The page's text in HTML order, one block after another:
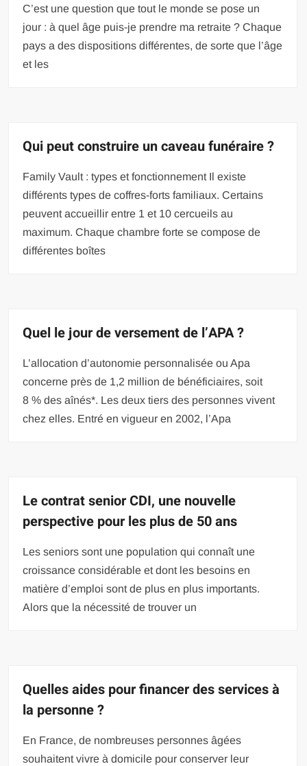
C’est une question que tout le monde se pose un
jour : à quel âge puis-je prendre ma retraite ? Chaque
pays a des dispositions différentes, de sorte que l’âge
et les
Qui peut construire un caveau funéraire ?
Family Vault : types et fonctionnement Il existe
différents types de coffres-forts familiaux. Certains
peuvent accueillir entre 1 et 10 cercueils au
maximum. Chaque chambre forte se compose de
différentes boîtes
Quel le jour de versement de l’APA ?
L’allocation d’autonomie personnalisée ou Apa
concerne près de 1,2 million de bénéficiaires, soit
8 % des aînés*. Les deux tiers des personnes vivent
chez elles. Entré en vigueur en 2002, l’Apa
Le contrat senior CDI, une nouvelle
perspective pour les plus de 50 ans
Les seniors sont une population qui connaît une
croissance considérable et dont les besoins en
matière d’emploi sont de plus en plus importants.
Alors que la nécessité de trouver un
Quelles aides pour financer des services à
la personne ?
En France, de nombreuses personnes âgées
souhaitent vivre à domicile pour conserver leur